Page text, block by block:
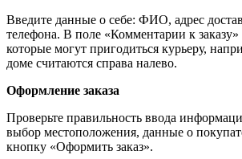
Введите данные о себе: ФИО, адрес
телефона. В поле «Комментарии к заказу»
которые могут пригодиться курьеру,
доме считаются справа налево.
Оформление заказа
Проверьте правильность ввода
выбор местоположения, данные о
кнопку «Оформить заказ».